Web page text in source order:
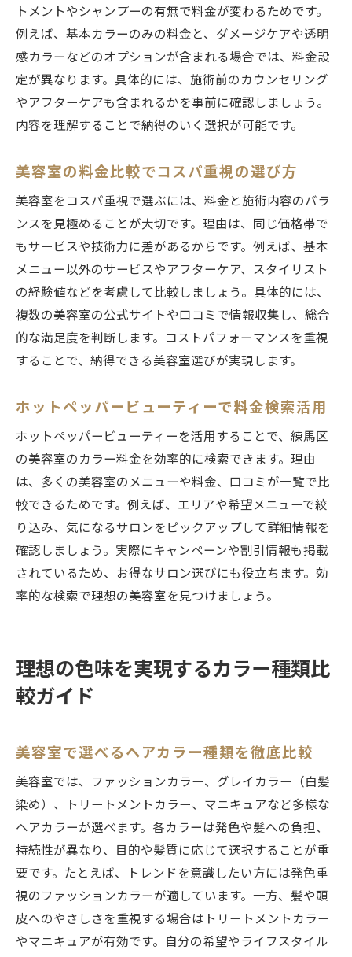
トメントやシャンプーの有無で料金が変わるためです。
例えば、基本カラーのみの料金と、ダメージケアや透明
感カラーなどのオプションが含まれる場合では、料金設
定が異なります。具体的には、施術前のカウンセリング
やアフターケアも含まれるかを事前に確認しましょう。
内容を理解することで納得のいく選択が可能です。
美容室の料金比較でコスパ重視の選び方
美容室をコスパ重視で選ぶには、料金と施術内容のバラ
ンスを見極めることが大切です。理由は、同じ価格帯で
もサービスや技術力に差があるからです。例えば、基本
メニュー以外のサービスやアフターケア、スタイリスト
の経験値などを考慮して比較しましょう。具体的には、
複数の美容室の公式サイトや口コミで情報収集し、総合
的な満足度を判断します。コストパフォーマンスを重視
することで、納得できる美容室選びが実現します。
ホットペッパービューティーで料金検索活用
ホットペッパービューティーを活用することで、練馬区
の美容室のカラー料金を効率的に検索できます。理由
は、多くの美容室のメニューや料金、口コミが一覧で比
較できるためです。例えば、エリアや希望メニューで絞
り込み、気になるサロンをピックアップして詳細情報を
確認しましょう。実際にキャンペーンや割引情報も掲載
されているため、お得なサロン選びにも役立ちます。効
率的な検索で理想の美容室を見つけましょう。
理想の色味を実現するカラー種類比
較ガイド
美容室で選べるヘアカラー種類を徹底比較
美容室では、ファッションカラー、グレイカラー（白髪
染め）、トリートメントカラー、マニキュアなど多様な
ヘアカラーが選べます。各カラーは発色や髪への負担、
持続性が異なり、目的や髪質に応じて選択することが重
要です。たとえば、トレンドを意識したい方には発色重
視のファッションカラーが適しています。一方、髪や頭
皮へのやさしさを重視する場合はトリートメントカラー
やマニキュアが有効です。自分の希望やライフスタイル